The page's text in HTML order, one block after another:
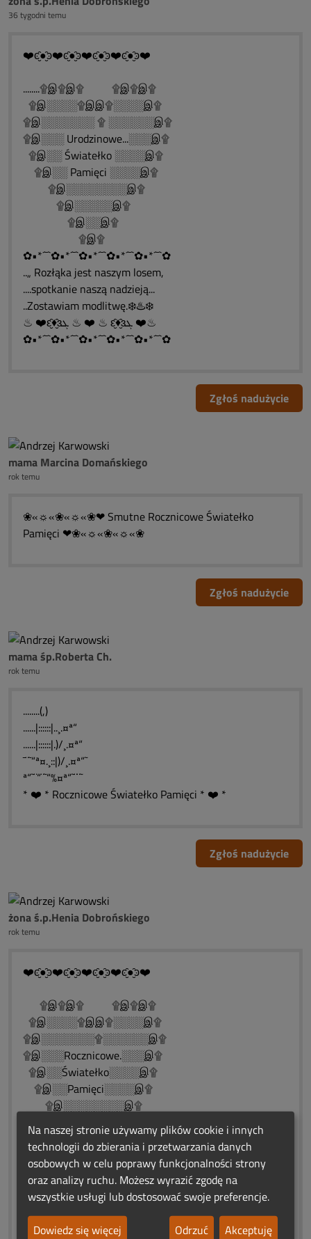
36 tygodni temu
❤️ͼ̮̑●̮̑ͽ❤️ͼ̮̑●̮̑ͽ❤️ͼ̮̑●̮̑ͽ❤️ͼ̮̑●̮̑ͽ❤️
........۩இ۩இ۩ ۩இ۩இ۩
۩இ░░░░۩இஇ۩░░░░இ۩
۩இ░░░░░░░ ۩ ░░░░░░இ۩
۩இ░░░ Urodzinowe...░░░இ۩
۩இ░░ Światełko ░░░░இ۩
۩இ░░ Pamięci ░░░░இ۩
۩இ░░░░░░░░இ۩
۩இ░░░░░இ۩
۩இ░░இ۩
۩இ۩
✿•*´¯`✿•*´¯`✿•*´¯`✿•*´¯`✿•*´¯`✿
..„ Rozłąka jest naszym losem,
....spotkanie naszą nadzieją...
..Zostawiam modlitwę.❄️♨️❄️
♨ ❤️ԑ̮̑♦̮̑ɜܓ ♨ ❤️ ♨ ԑ̮̑♦̮̑ɜܓ ❤️♨
✿•*´¯`✿•*´¯`✿•*´¯`✿•*´¯`✿•*´¯`✿
Zgłoś nadużycie
mama Marcina Domańskiego
rok temu
❀«☼«❀«☼«❀❤ Smutne Rocznicowe Światełko
Pamięci ❤❀«☼«❀«☼«❀
Zgłoś nadużycie
mama śp.Roberta Ch.
rok temu
........(,)
......|::::::|..¸.¤ª“
......|::::::|.)/¸.¤ª“
¯¨˜“ª¤.¸::|)/¸.¤ª“˜
ª“˜¨“¨˜“%¤ª“˜¨¨˜
* ❤️ * Rocznicowe Światełko Pamięci * ❤️ *
Zgłoś nadużycie
żona ś.p.Henia Dobrońskiego
rok temu
❤️ͼ̮̑●̮̑ͽ❤️ͼ̮̑●̮̑ͽ❤️ͼ̮̑●̮̑ͽ❤️ͼ̮̑●̮̑ͽ❤️
۩இ۩இ۩ ۩இ۩இ۩
۩இ░░░░۩இஇ۩░░░░இ۩
۩இ░░░░░░░۩░░░░░░இ۩
۩இ░░░Rocznicowe.░░░இ۩
۩இ░░Światełko░░░░இ۩
۩இ░░Pamięci░░░░இ۩
۩இ░░░░░░░░இ۩
۩இ░░░░░இ۩
۩இ░░இ۩
۩இ۩
❀*¯*♥*¯*❀*¯*♥*¯*❀*¯*♥*¯*❀*♥*¯*❀
"Niech miłość ta, która wśród
nas żyła,nigdy nie umrze i będzie
wciąż żywa.❤️ͼ̮̑●̮̑ͽ❤️ͼ̮̑●̮̑ͽ❤️ͼ̮̑●̮̑ͽ❤️
Na naszej stronie używamy plików cookie i innych
technologii do zbierania i przetwarzania danych
osobowych w celu poprawy funkcjonalności strony
oraz analizy ruchu. Możesz wyrazić zgodę na
wszystkie usługi lub dostosować swoje preferencje.
Dowiedz się więcej
Odrzuć Akceptuję